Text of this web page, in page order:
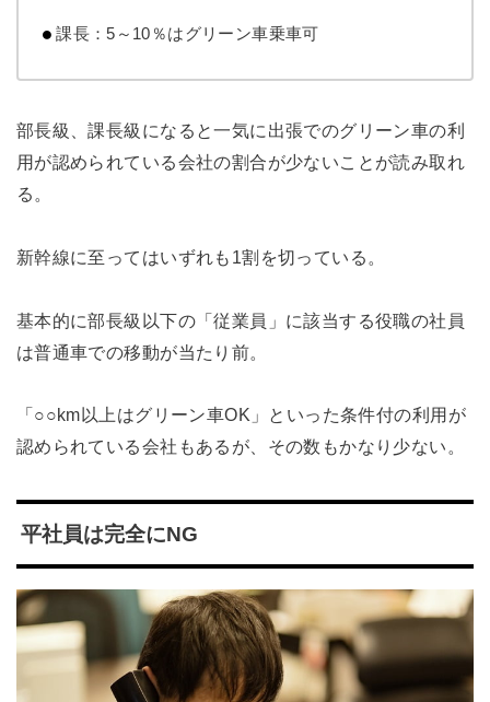
課長：5～10％はグリーン車乗車可
部長級、課長級になると一気に出張でのグリーン車の利
用が認められている会社の割合が少ないことが読み取れ
る。
新幹線に至ってはいずれも1割を切っている。
基本的に部長級以下の「従業員」に該当する役職の社員
は普通車での移動が当たり前。
「○○km以上はグリーン車OK」といった条件付の利用が
認められている会社もあるが、その数もかなり少ない。
平社員は完全にNG